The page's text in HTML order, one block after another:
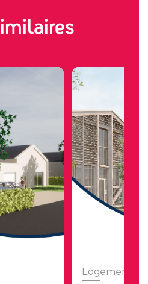
Logement